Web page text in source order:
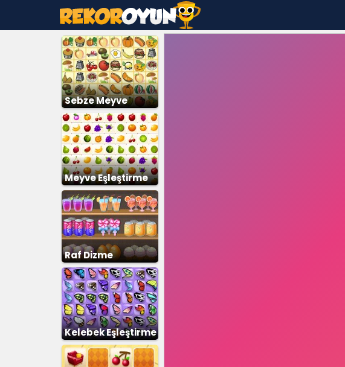
Sebze Meyve
Eşleştirme
Meyve Eşleştirme
Raf Dizme
Kelebek Eşleştirme